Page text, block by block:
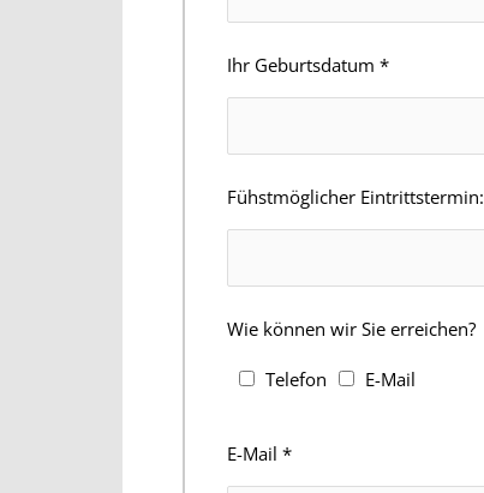
Ihr Geburtsdatum *
Fühstmöglicher Eintrittstermin:
Wie können wir Sie erreichen?
Telefon
E-Mail
E-Mail *